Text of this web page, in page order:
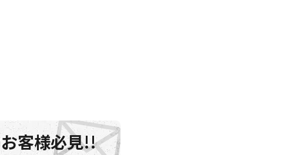
客様必見!!